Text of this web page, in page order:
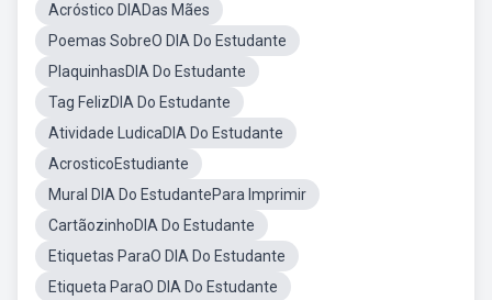
Acróstico DIADas Mães
Poemas SobreO DIA Do Estudante
PlaquinhasDIA Do Estudante
Tag FelizDIA Do Estudante
Atividade LudicaDIA Do Estudante
AcrosticoEstudiante
Mural DIA Do EstudantePara Imprimir
CartãozinhoDIA Do Estudante
Etiquetas ParaO DIA Do Estudante
Etiqueta ParaO DIA Do Estudante